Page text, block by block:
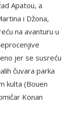
Apatou, a
i Džona,
na avanturu u
jer se susreću
čuvara parka
kulta (Bouen
Konan